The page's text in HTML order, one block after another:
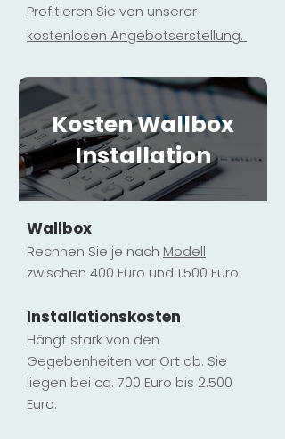
Profitieren Sie von unserer
kostenlosen Angebotserstellung.
Kosten Wallbox
Installation
Wallbox
Rechnen Sie je nach Modell
zwischen 400 Euro und 1.500 Euro.
Installationskosten
Hängt stark von den
Gegebenheiten vor Ort ab. Sie
liegen bei ca. 700 Euro bis 2.500
Euro.